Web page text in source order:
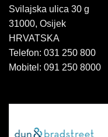
Svilajska ulica 30 g
31000, Osijek
HRVATSKA
Telefon: 031 250 800
Mobitel: 091 250 8000